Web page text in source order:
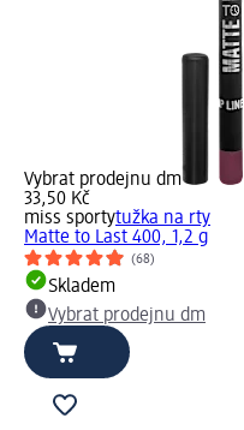
Vybrat prodejnu dm
33,50 Kč
miss sportytužka na rty
Matte to Last 400, 1,2 g
(68)
Skladem
Vybrat prodejnu dm